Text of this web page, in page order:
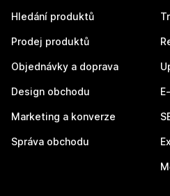
Hledání produktů
Prodej produktů
Objednávky a doprava
Design obchodu
Marketing a konverze
Správa obchodu